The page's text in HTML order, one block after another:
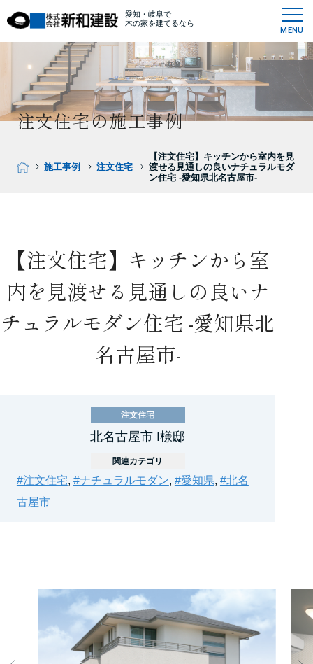
愛知・岐阜で
木の家を建てるなら
MENU
注文住宅の施工事例
施工事例 注文住宅
【注文住宅】キッチンから室内を見
渡せる見通しの良いナチュラルモダ
ン住宅 -愛知県北名古屋市-
【注文住宅】キッチンから室
内を見渡せる見通しの良いナ
チュラルモダン住宅 -愛知県北
名古屋市-
注文住宅
北名古屋市 I様邸
関連カテゴリ
#注文住宅, #ナチュラルモダン, #愛知県, #北名
古屋市